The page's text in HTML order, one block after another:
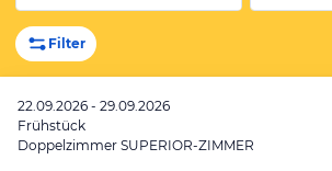
Filter
22.09.2026 - 29.09.2026
Frühstück
Doppelzimmer SUPERIOR-ZIMMER